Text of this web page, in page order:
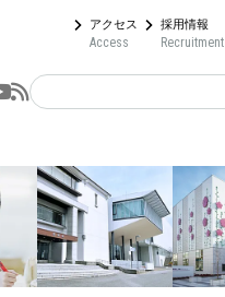
アクセス
Access
採用情報
Recruitment